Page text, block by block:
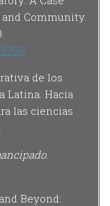
Community.
de los
Latina. Hacia
las ciencias
.
Beyond: